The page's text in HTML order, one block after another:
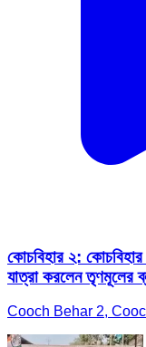
কোচবিহার ২: কোচবিহার
যাত্রা করলেন তৃণমূলের
Cooch Behar 2,